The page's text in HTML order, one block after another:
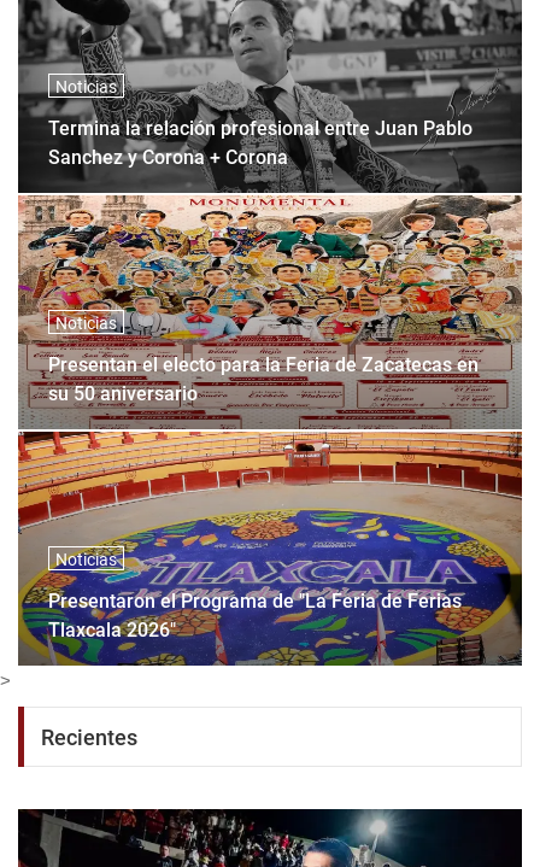
Noticias
Termina la relación profesional entre Juan Pablo
Sanchez y Corona + Corona
Noticias
Presentan el electo para la Feria de Zacatecas en
su 50 aniversario
Noticias
Presentaron el Programa de "La Feria de Ferias
Tlaxcala 2026"
>
Recientes